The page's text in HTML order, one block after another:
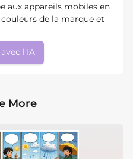
aux appareils mobiles en
de la marque et
l'IA
More